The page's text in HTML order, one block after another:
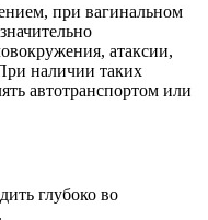
при вагинальном
атаксии,
наличии таких
автотранспортом или
глубоко во